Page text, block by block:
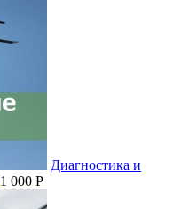
Диагностика и
1 000 P